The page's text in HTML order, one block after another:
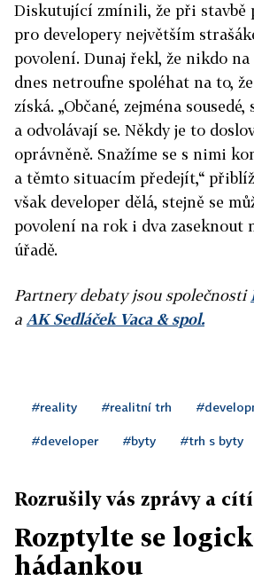
Diskutující zmínili, že při stavbě
pro developery největším
povolení. Dunaj řekl, že nikdo
dnes netroufne spoléhat na to,
získá. „Občané, zejména
a odvolávají se. Někdy je to
oprávněně. Snažíme se s nimi
a těmto situacím předejít,“
však developer dělá, stejně se
povolení na rok i dva zaseknout
úřadě.
Partnery debaty jsou společnosti
a AK Sedláček Vaca & spol.
#reality #realitní trh
#developer #byty #trh s byty
Rozrušily vás zprávy a
Rozptylte se
hádankou